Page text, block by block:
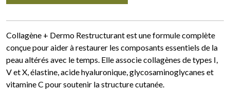
Collagène + Dermo Restructurant est une formule complète
conçue pour aider à restaurer les composants essentiels de la
peau altérés avec le temps. Elle associe collagènes de types I,
V et X, élastine, acide hyaluronique, glycosaminoglycanes et
vitamine C pour soutenir la structure cutanée.